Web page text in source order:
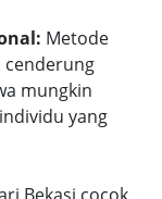
Metode
cenderung
mungkin
yang